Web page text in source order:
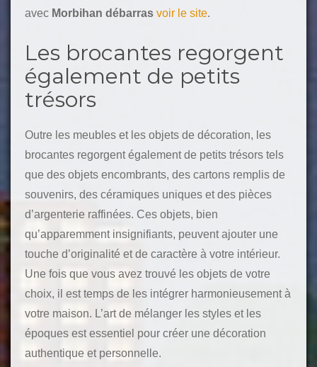
avec Morbihan débarras voir le site.
Les brocantes regorgent
également de petits
trésors
Outre les meubles et les objets de décoration, les
brocantes regorgent également de petits trésors tels
que des objets encombrants, des cartons remplis de
souvenirs, des céramiques uniques et des pièces
d’argenterie raffinées. Ces objets, bien
qu’apparemment insignifiants, peuvent ajouter une
touche d’originalité et de caractère à votre intérieur.
Une fois que vous avez trouvé les objets de votre
choix, il est temps de les intégrer harmonieusement à
votre maison. L’art de mélanger les styles et les
époques est essentiel pour créer une décoration
authentique et personnelle.